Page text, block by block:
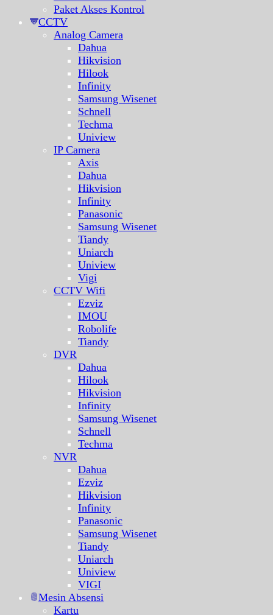
Paket Akses Kontrol
CCTV
Analog Camera
Dahua
Hikvision
Hilook
Infinity
Samsung Wisenet
Schnell
Techma
Uniview
IP Camera
Axis
Dahua
Hikvision
Infinity
Panasonic
Samsung Wisenet
Tiandy
Uniarch
Uniview
Vigi
CCTV Wifi
Ezviz
IMOU
Robolife
Tiandy
DVR
Dahua
Hilook
Hikvision
Infinity
Samsung Wisenet
Schnell
Techma
NVR
Dahua
Ezviz
Hikvision
Infinity
Panasonic
Samsung Wisenet
Tiandy
Uniarch
Uniview
VIGI
Mesin Absensi
Kartu